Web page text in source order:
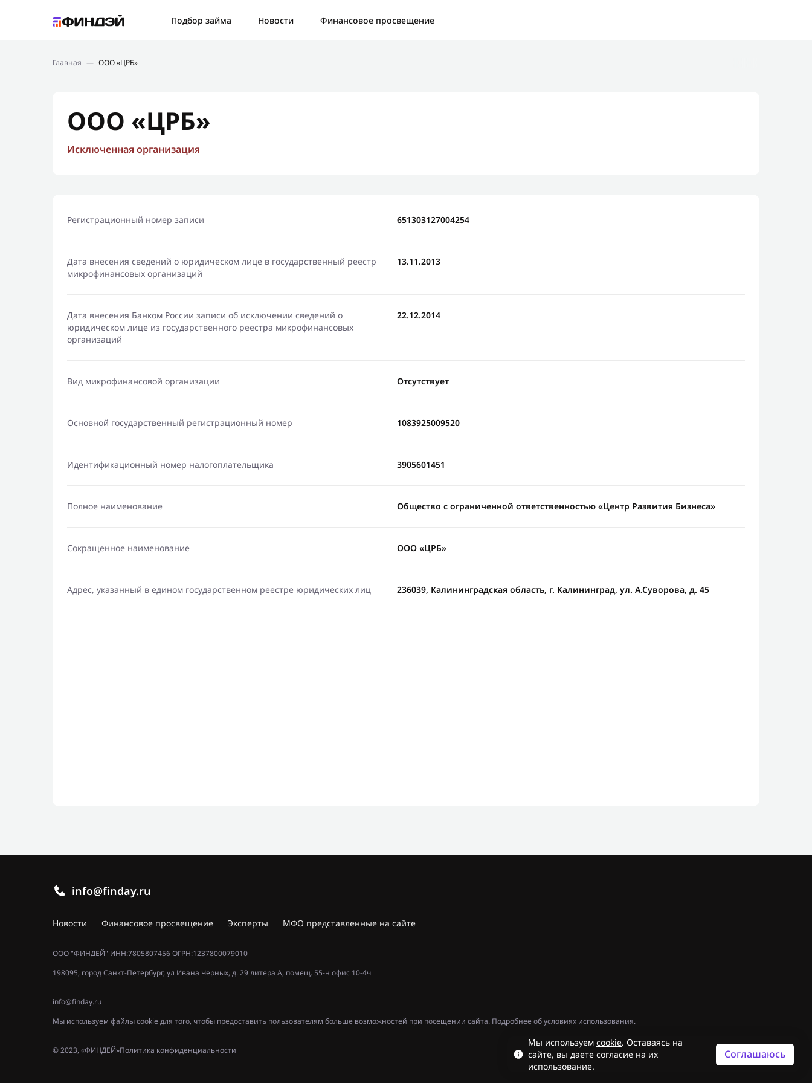
Подбор займа Новости
Финансовое просвещение
Новости
Главная — ООО «ЦРБ»
ООО «ЦРБ»
Исключенная организация
Регистрационный номер записи 651303127004254
Дата внесения сведений о юридическом лице в государственный реестр
микрофинансовых организаций
13.11.2013
Дата внесения Банком России записи об исключении сведений о
юридическом лице из государственного реестра микрофинансовых
организаций
22.12.2014
Вид микрофинансовой организации Отсутствует
Основной государственный регистрационный номер 1083925009520
Идентификационный номер налогоплательщика 3905601451
Полное наименование Общество с ограниченной ответственностью «Центр Развития Бизнеса»
Сокращенное наименование ООО «ЦРБ»
Адрес, указанный в едином государственном реестре юридических лиц 236039, Калининградская область, г. Калининград, ул. А.Суворова, д. 45
info@finday.ru
Новости Финансовое просвещение Эксперты МФО представленные на сайте
ООО "ФИНДЕЙ" ИНН:7805807456 ОГРН:1237800079010
198095, город Санкт-Петербург, ул Ивана Черных, д. 29 литера А, помещ. 55-н офис 10-4ч
info@finday.ru
Мы используем файлы cookie для того, чтобы предоставить пользователям больше возможностей при посещении сайта. Подробнее об условиях использования.
Политика конфиденциальности
© 2023, «ФИНДЕЙ»
Мы используем cookie. Оставаясь на
сайте, вы даете согласие на их
использование.
Соглашаюсь
Ошибка: Контактная форма не найдена.